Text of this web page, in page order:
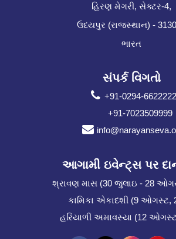
હિરણ મેગરી, સેક્ટર-4,
ઉદયપુર (રાજસ્થાન) -
ભારત
સંપર્ક વિગતો
+91-0294-6622222
+91-7023509999
આગામી ઇવેન્ટ્સ પર
શ્રાવણ માસ (30 જુલાઇ - 28
કામિકા એકાદશી (9 ઓગસ્ટ,
હરિયાળી અમાવસ્યા (12